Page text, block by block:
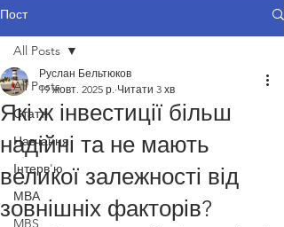
Пост
All Posts
Статті
Навчання
Інтерв'ю
МВА
MBS
All Posts
Які ж інвестиції більш
надійні та не мають
великої залежності від
зовнішніх факторів?
Руслан Бельтюков
19 жовт. 2025 р. Читати 3 хв